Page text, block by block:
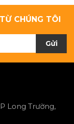
CHÚNG TÔI
Gửi
Long Trường,